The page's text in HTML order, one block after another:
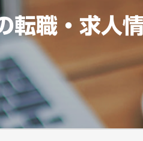
転職・求人